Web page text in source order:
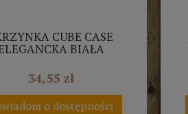
CUBE CASE
BIAŁA
34,55 zł
o dostępności